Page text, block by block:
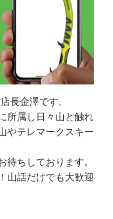
長金澤です。
所属し日々山と触れ
やテレマークスキー
ちしております。
山話だけでも大歓迎